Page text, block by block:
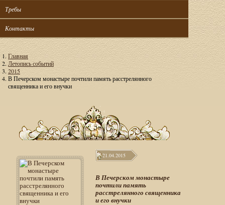
Требы
Контакты
Главная
Летопись событий
2015
В Печерском монастыре почтили память расстрелянного
священника и его внучки
21.04.2015
В Печерском монастыре
почтили память
расстрелянного священника
и его внучки